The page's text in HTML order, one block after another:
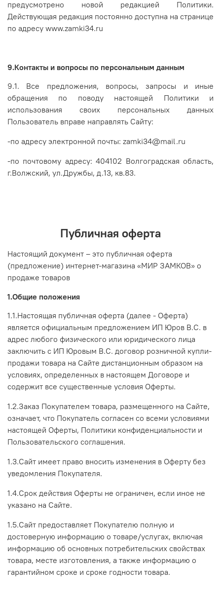
предусмотрено новой редакцией Политики.
Действующая редакция постоянно доступна на странице
по адресу www.zamki34.ru
9.Контакты и вопросы по персональным данным
9.1. Все предложения, вопросы, запросы и иные
обращения по поводу настоящей Политики и
использования своих персональных данных
Пользователь вправе направлять Сайту:
-по адресу электронной почты: zamki34@mail.ru
-по почтовому адресу:404102 Волгоградская область,
г.Волжский, ул.Дружбы, д.13, кв.83.
Публичная оферта
Настоящий документ – это публичная оферта
(предложение) интернет-магазина «МИР ЗАМКОВ» о
продаже товаров
1.Общие положения
1.1.Настоящая публичная оферта (далее - Оферта)
является официальным предложением ИП Юров В.С. в
адрес любого физического или юридического лица
заключить с ИП Юровым В.С. договор розничной купли-
продажи товара на Сайте дистанционным образом на
условиях, определенных в настоящем Договоре и
содержит все существенные условия Оферты.
1.2.Заказ Покупателем товара, размещенного на Сайте,
означает, что Покупатель согласен со всеми условиями
настоящей Оферты, Политики конфиденциальности и
Пользовательского соглашения.
1.3.Сайт имеет право вносить изменения в Оферту без
уведомления Покупателя.
1.4.Срок действия Оферты не ограничен, если иное не
указано на Сайте.
1.5.Сайт предоставляет Покупателю полную и
достоверную информацию о товаре/услугах, включая
информацию об основных потребительских свойствах
товара, месте изготовления, а также информацию о
гарантийном сроке и сроке годности товара.